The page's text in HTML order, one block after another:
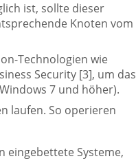
ist, sollte dieser
Knoten vom
Technologien wie
Security [3], um das
7 und höher).
laufen. So operieren
eingebettete Systeme,